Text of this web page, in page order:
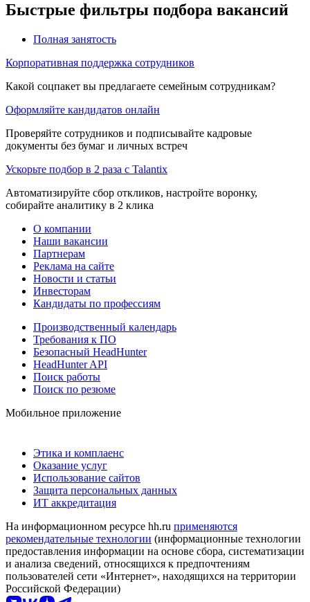
Быстрые фильтры подбора вакансий
Полная занятость
Корпоративная поддержка сотрудников
Какой соцпакет вы предлагаете семейным сотрудникам?
Оформляйте кандидатов онлайн
Проверяйте сотрудников и подписывайте кадровые
документы без бумаг и личных встреч
Ускорьте подбор в 2 раза с Talantix
Автоматизируйте сбор откликов, настройте воронку,
собирайте аналитику в 2 клика
О компании
Наши вакансии
Партнерам
Реклама на сайте
Новости и статьи
Инвесторам
Кандидаты по профессиям
Производственный календарь
Требования к ПО
Безопасный HeadHunter
HeadHunter API
Поиск работы
Поиск по резюме
Мобильное приложение
Этика и комплаенс
Оказание услуг
Использование сайтов
Защита персональных данных
ИТ аккредитация
На информационном ресурсе hh.ru применяются
рекомендательные технологии (информационные технологии
предоставления информации на основе сбора, систематизации
и анализа сведений, относящихся к предпочтениям
пользователей сети «Интернет», находящихся на территории
Российской Федерации)